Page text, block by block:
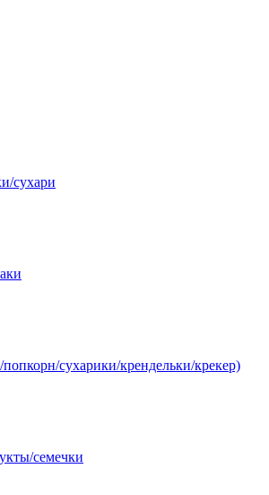
сухари
сухарики/крендельки/крекер)
семечки